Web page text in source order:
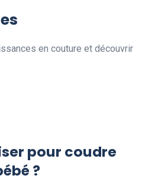
en couture et découvrir
pour coudre
?